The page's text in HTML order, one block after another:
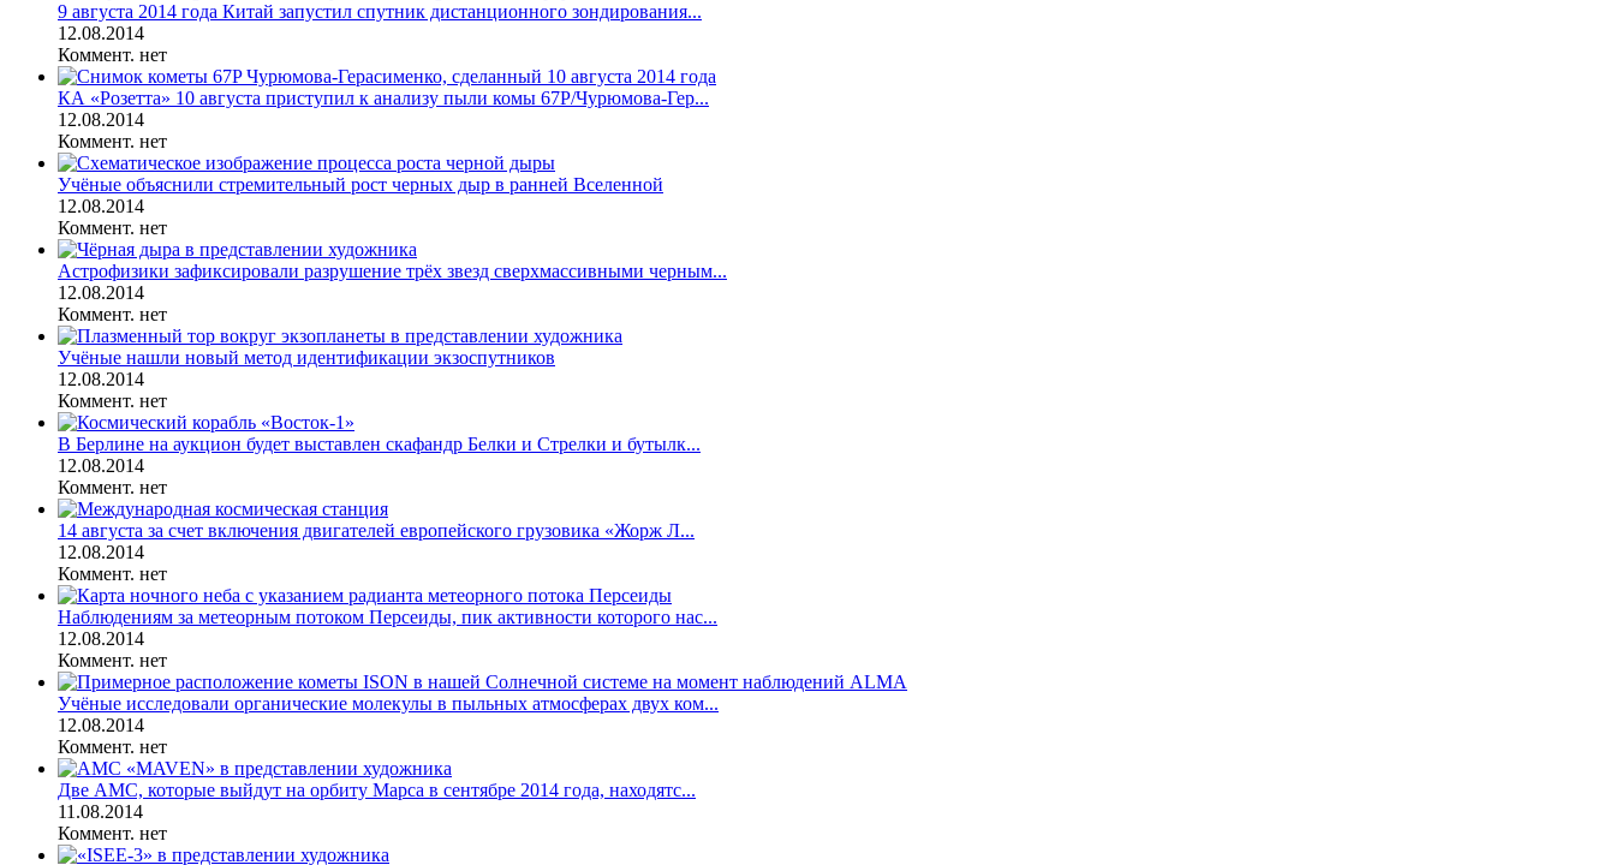
9 августа 2014 года Китай запустил спутник дистанционного зондирования...
12.08.2014
Коммент. нет
КА «Розетта» 10 августа приступил к анализу пыли комы 67P/Чурюмова-Гер...
12.08.2014
Коммент. нет
Учёные объяснили стремительный рост черных дыр в ранней Вселенной
12.08.2014
Коммент. нет
Астрофизики зафиксировали разрушение трёх звезд сверхмассивными черным...
12.08.2014
Коммент. нет
Учёные нашли новый метод идентификации экзоспутников
12.08.2014
Коммент. нет
В Берлине на аукцион будет выставлен скафандр Белки и Стрелки и бутылк...
12.08.2014
Коммент. нет
14 августа за счет включения двигателей европейского грузовика «Жорж Л...
12.08.2014
Коммент. нет
Наблюдениям за метеорным потоком Персеиды, пик активности которого нас...
12.08.2014
Коммент. нет
Учёные исследовали органические молекулы в пыльных атмосферах двух ком...
12.08.2014
Коммент. нет
Две АМС, которые выйдут на орбиту Марса в сентябре 2014 года, находятс...
11.08.2014
Коммент. нет